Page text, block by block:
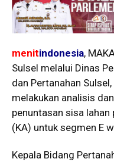
menitindonesia,
Sulsel melalui Dinas
dan Pertanahan
melakukan analisis
penuntasan sisa lahan
(KA) untuk segmen E
Kepala Bidang